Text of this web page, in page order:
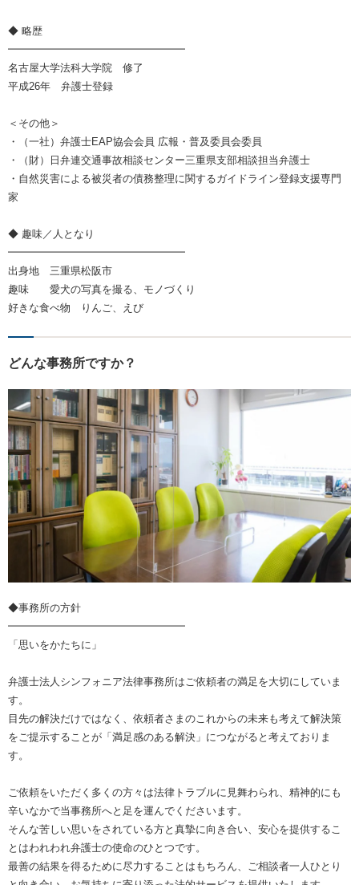
◆ 略歴
━━━━━━━━━━━━━━━━━
名古屋大学法科大学院 修了
平成26年 弁護士登録
＜その他＞
・（一社）弁護士EAP協会会員 広報・普及委員会委員
・（財）日弁連交通事故相談センター三重県支部相談担当弁護士
・自然災害による被災者の債務整理に関するガイドライン登録支援専門
家
◆ 趣味／人となり
━━━━━━━━━━━━━━━━━
出身地 三重県松阪市
趣味 愛犬の写真を撮る、モノづくり
好きな食べ物 りんご、えび
どんな事務所ですか？
◆事務所の方針
━━━━━━━━━━━━━━━━━
「思いをかたちに」
弁護士法人シンフォニア法律事務所はご依頼者の満足を大切にしていま
す。
目先の解決だけではなく、依頼者さまのこれからの未来も考えて解決策
をご提示することが「満足感のある解決」につながると考えておりま
す。
ご依頼をいただく多くの方々は法律トラブルに見舞わられ、精神的にも
辛いなかで当事務所へと足を運んでくださいます。
そんな苦しい思いをされている方と真摯に向き合い、安心を提供するこ
とはわれわれ弁護士の使命のひとつです。
最善の結果を得るために尽力することはもちろん、ご相談者一人ひとり